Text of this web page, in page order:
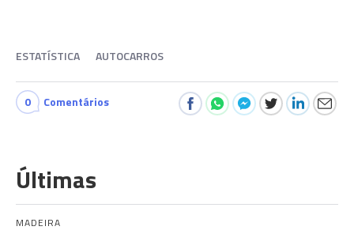
ESTATÍSTICA AUTOCARROS
0 Comentários
Últimas
MADEIRA